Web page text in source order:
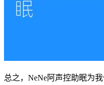
总之，NeNe阿声控助眠为